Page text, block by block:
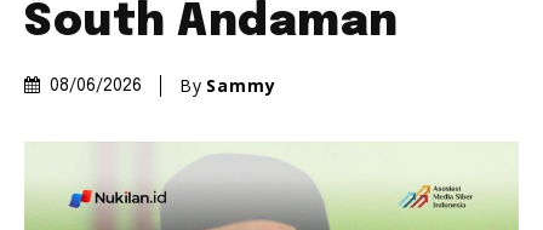
South Andaman
08/06/2026 By Sammy